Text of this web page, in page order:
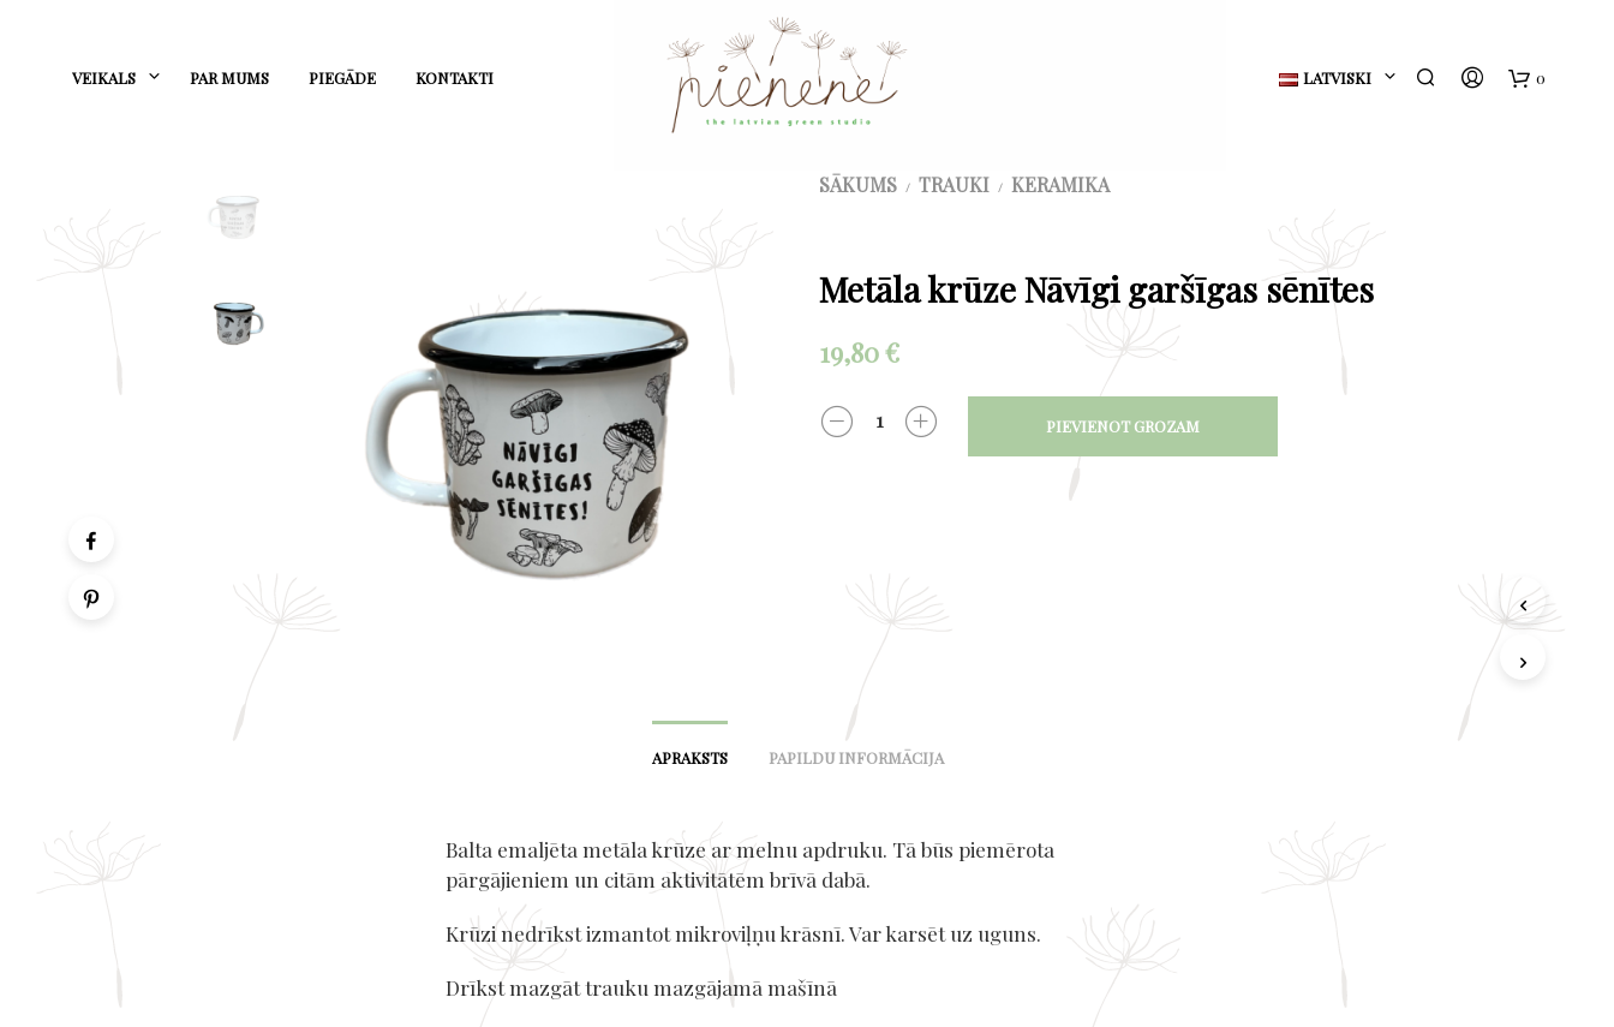
VEIKALS PAR MUMS PIEGĀDE KONTAKTI LATVISKI 0
SĀKUMS / TRAUKI / KERAMIKA
Metāla krūze Nāvīgi garšīgas sēnītes
19,80€
DAUDZUMS PIEVIENOT GROZAM
APRAKSTS PAPILDU INFORMĀCIJA
Balta emaljēta metāla krūze ar melnu apdruku. Tā būs piemērota
pārgājieniem un citām aktivitātēm brīvā dabā.
Krūzi nedrīkst izmantot mikroviļņu krāsnī. Var karsēt uz uguns.
Drīkst mazgāt trauku mazgājamā mašīnā